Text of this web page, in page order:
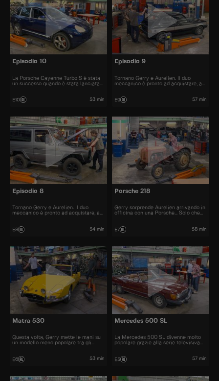
Episodio 10
La Porsche Cayenne Turbo S è stata
un successo quando è stata lanciata
E10 53 min
Episodio 9
Tornano Gerry e Aurelien. Il duo
meccanico è pronto ad acquistare, a
bellissime.
E9 57 min
Episodio 8
Tornano Gerry e Aurelien. Il duo
meccanico è pronto ad acquistare, a
bellissime.
E8 54 min
Porsche 218
Gerry sorprende Aurelien arrivando in
officina con una Porsche... Solo che
E7 58 min
Matra 530
Questa volta, Gerry mette le mani su
un modello meno popolare tra gli
E6 53 min
Mercedes 500 SL
La Mercedes 500 SL divenne molto
popolare grazie alla serie televisiva
E5 57 min